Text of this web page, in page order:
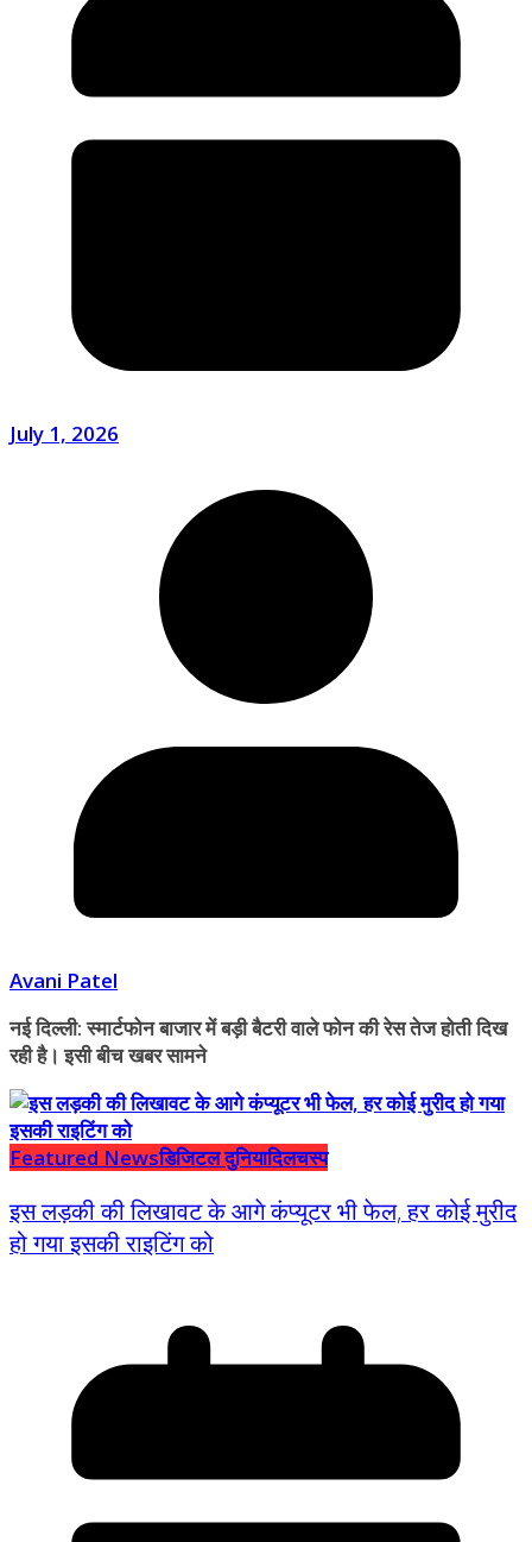
July 1, 2026
Avani Patel
नई दिल्ली: स्मार्टफोन बाजार में बड़ी बैटरी वाले फोन की रेस तेज होती दिख
रही है। इसी बीच खबर सामने
Featured Newsडिजिटल दुनियादिलचस्प
इस लड़की की लिखावट के आगे कंप्यूटर भी फेल, हर कोई मुरीद
हो गया इसकी राइटिंग को